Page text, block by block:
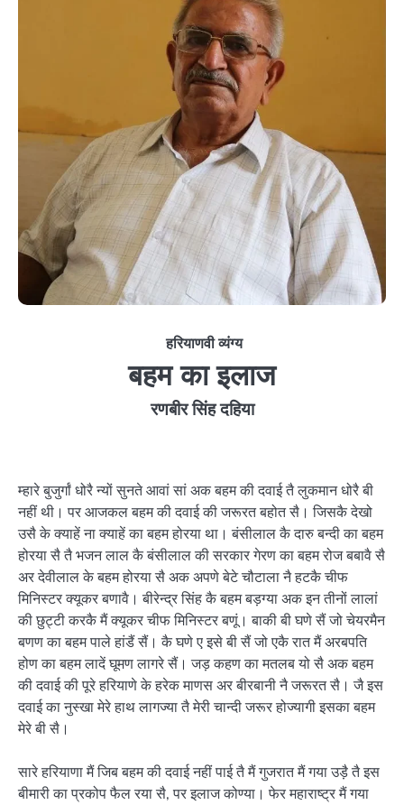
हरियाणवी व्यंग्य
बहम का इलाज
रणबीर सिंह दहिया
म्हारे बुजुर्गां धोरै न्यों सुनते आवां सां अक बहम की दवाई तै लुकमान धोरै बी
नहीं थी। पर आजकल बहम की दवाई की जरूरत बहोत सै। जिसकै देखो
उसै के क्याहें ना क्याहें का बहम होरया था। बंसीलाल कै दारु बन्दी का बहम
होरया सै तै भजन लाल कै बंसीलाल की सरकार गेरण का बहम रोज बबावै सै
अर देवीलाल के बहम होरया सै अक अपणे बेटे चौटाला नै हटकै चीफ
मिनिस्टर क्यूकर बणावै। बीरेन्द्र सिंह कै बहम बड़ग्या अक इन तीनों लालां
की छुट्टी करकै मैं क्यूकर चीफ मिनिस्टर बणूं। बाकी बी घणे सैं जो चेयरमैन
बणण का बहम पाले हांडैं सैं। कै घणे ए इसे बी सैं जो एकै रात मैं अरबपति
होण का बहम लादें घूमण लागरे सैं। जड़ कहण का मतलब यो सै अक बहम
की दवाई की पूरे हरियाणे के हरेक माणस अर बीरबानी नै जरूरत सै। जै इस
दवाई का नुस्खा मेरे हाथ लागज्या तै मेरी चान्दी जरूर होज्यागी इसका बहम
मेरे बी सै।
सारे हरियाणा मैं जिब बहम की दवाई नहीं पाई तै मैं गुजरात मैं गया उड़ै तै इस
बीमारी का प्रकोप फैल रया सै, पर इलाज कोण्या। फेर महाराष्ट्र मैं गया